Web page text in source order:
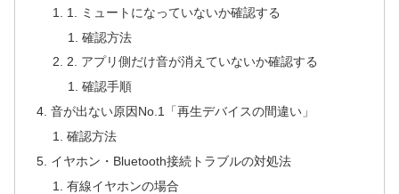
1. ミュートになっていないか確認する
確認方法
2. アプリ側だけ音が消えていないか確認する
確認手順
音が出ない原因No.1「再生デバイスの間違い」
確認方法
イヤホン・Bluetooth接続トラブルの対処法
有線イヤホンの場合